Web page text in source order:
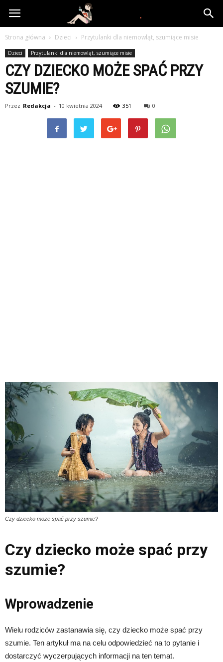
www.yooki.pl
Strona główna Dzieci Przytulanki dla niemowląt, szumiące misie
Dzieci Przytulanki dla niemowląt, szumiące misie
CZY DZIECKO MOŻE SPAĆ PRZY
SZUMIE?
Przez Redakcja - 10 kwietnia 2024 351 0
Czy dziecko może spać przy szumie?
Czy dziecko może spać przy
szumie?
Wprowadzenie
Wielu rodziców zastanawia się, czy dziecko może spać przy
szumie. Ten artykuł ma na celu odpowiedzieć na to pytanie i
dostarczyć wyczerpujących informacji na ten temat.